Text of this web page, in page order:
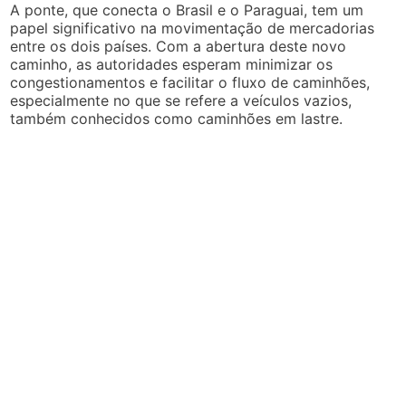
A ponte, que conecta o Brasil e o Paraguai, tem um
papel significativo na movimentação de mercadorias
entre os dois países. Com a abertura deste novo
caminho, as autoridades esperam minimizar os
congestionamentos e facilitar o fluxo de caminhões,
especialmente no que se refere a veículos vazios,
também conhecidos como caminhões em lastre.